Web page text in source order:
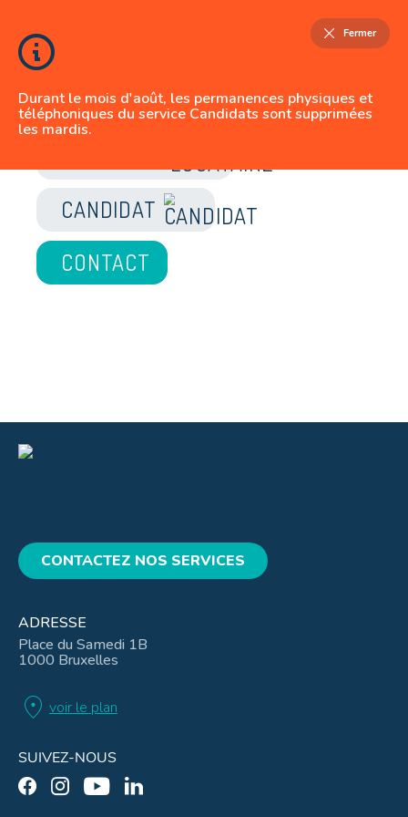
Durant le mois d'août, les permanences physiques et
téléphoniques du service Candidats sont supprimées
les mardis.
Fermer
JE SUIS
LOCATAIRE
CANDIDAT
CONTACTEZ NOS SERVICES
ADRESSE
Place du Samedi 1B
1000 Bruxelles
location_on voir le plan
SUIVEZ-NOUS